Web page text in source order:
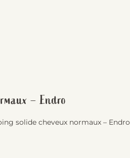
– Endro
solide cheveux normaux – Endro